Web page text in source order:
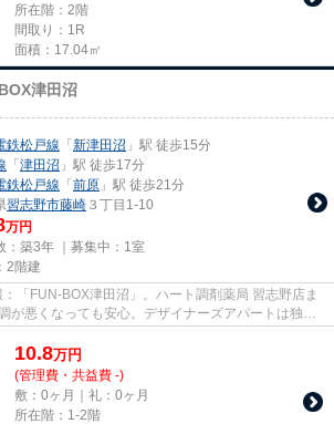
所在階：2階
間取り：1R
面積：17.04㎡
津田沼
鉄松戸線 「新津田沼 」駅 徒歩15分
「津田沼 」駅 徒歩17分
鉄松戸線 「前原 」駅 徒歩21分
習志野市藤崎 ３丁目1-10
万円
：築3年 ｜募集中： 1室
2階建
「FUN-BOX津田沼」。ハート調剤薬局 習志野店ま
が悪くなっても安心。デザイナーズアパートは独創
ます。...
10.8万円
(管理費・共益費 -)
敷：0ヶ月｜礼：0ヶ月
所在階：1-2階